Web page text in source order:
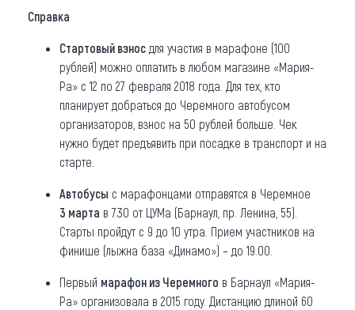
Справка
Стартовый взнос для участия в марафоне (100
рублей) можно оплатить в любом магазине «Мария-
Ра» с 12 по 27 февраля 2018 года. Для тех, кто
планирует добраться до Черемного автобусом
организаторов, взнос на 50 рублей больше. Чек
нужно будет предъявить при посадке в транспорт и на
старте.
Автобусы с марафонцами отправятся в Черемное
3 марта в 7.30 от ЦУМа (Барнаул, пр. Ленина, 55).
Старты пройдут с 9 до 10 утра. Прием участников на
финише (лыжна база «Динамо») – до 19.00.
Первый марафон из Черемного в Барнаул «Мария-
Ра» организовала в 2015 году. Дистанцию длиной 60